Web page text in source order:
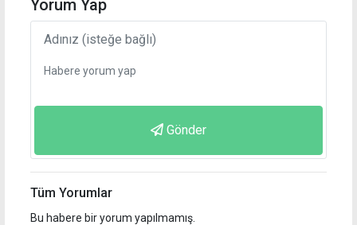
Yorum Yap
Gönder
Tüm Yorumlar
Bu habere bir yorum yapılmamış.